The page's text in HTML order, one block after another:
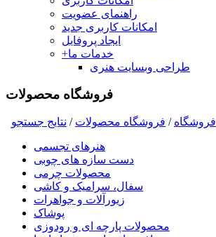
راهنمای عضویت
امکانات کاربری جدید
ایجاد پروفایل
+خدمات ما
طراحی وبسایت هنری
فروشگاه محصولات
فروشگاه / فروشگاه محصولات / نتايج جستجو
هنرهای تجسمی
دست سازه های چوبی
محصولات چرمی
سفال، سرامیک و کاشی
زیورآلات و جواهرات
پوشاک
محصولات پارچه ای و رودوزی